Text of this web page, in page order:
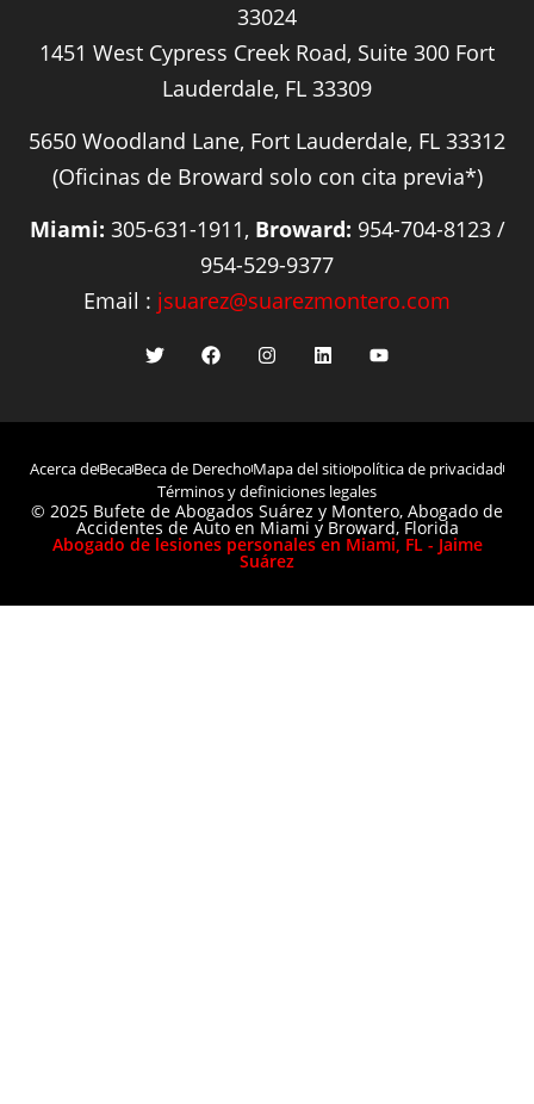
33024
1451 West Cypress Creek Road, Suite 300 Fort
Lauderdale, FL 33309
5650 Woodland Lane, Fort Lauderdale, FL 33312
(Oficinas de Broward solo con cita previa*)
Miami: 305-631-1911, Broward: 954-704-8123 /
954-529-9377
Email : jsuarez@suarezmontero.com
Acerca deBecaBeca de DerechoMapa del sitiopolítica de privacidad
Términos y definiciones legales
© 2025 Bufete de Abogados Suárez y Montero, Abogado de
Accidentes de Auto en Miami y Broward, Florida
Abogado de lesiones personales en Miami, FL - Jaime
Suárez